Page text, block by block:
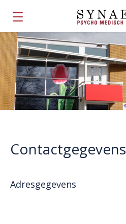
Contactgegevens
Adresgegevens